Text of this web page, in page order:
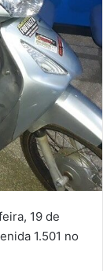
19 de
1.501 no